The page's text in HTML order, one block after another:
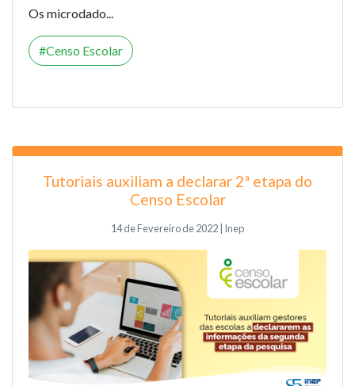
Os microdado...
Censo Escolar
Tutoriais auxiliam a declarar 2ª etapa do
Censo Escolar
14 de Fevereiro de 2022 | Inep